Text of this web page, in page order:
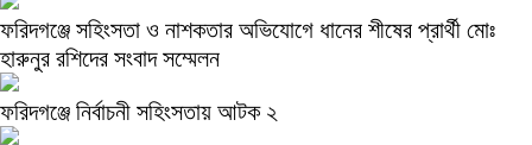
ফরিদগঞ্জে সহিংসতা ও নাশকতার অভিযোগে ধানের শীষের প্রার্থী মোঃ
হারুনুর রশিদের সংবাদ সম্মেলন
ফরিদগঞ্জে নির্বাচনী সহিংসতায় আটক ২